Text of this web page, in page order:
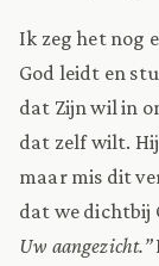
Ik zeg het nog
God leidt en
dat Zijn wil in
dat zelf wilt.
maar mis dit
dat we dichtbij
Uw aangezicht.”